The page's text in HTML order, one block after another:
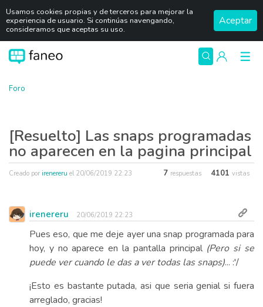
Usamos cookies propias y de terceros para mejorar la
experiencia de usuario. Si continúas navengando,
consideramos que aceptas su uso.
Aceptar
Foro
[Resuelto] Las snaps programadas
no aparecen en la pagina principal
Creado por irenereru el 20/06/2019 22:23 7 respuestas 4101 vistas
irenereru 20/06/2019 22:23
Pues eso, que me deje ayer una snap programada para
hoy, y no aparece en la pantalla principal (Pero si se
puede ver cuando le das a ver todas las snaps)... :'/
¡Esto es bastante putada, asi que seria genial si fuera
arreglado, gracias!